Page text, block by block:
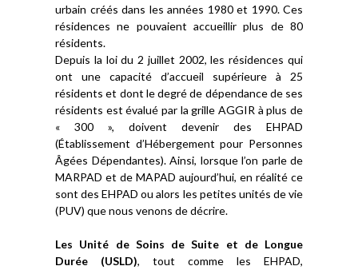
urbain créés dans les années 1980 et 1990. Ces
résidences ne pouvaient accueillir plus de 80
résidents.
Depuis la loi du 2 juillet 2002, les résidences qui
ont une capacité d’accueil supérieure à 25
résidents et dont le degré de dépendance de ses
résidents est évalué par la grille AGGIR à plus de
« 300 », doivent devenir des EHPAD
(Établissement d’Hébergement pour Personnes
Âgées Dépendantes). Ainsi, lorsque l’on parle de
MARPAD et de MAPAD aujourd’hui, en réalité ce
sont des EHPAD ou alors les petites unités de vie
(PUV) que nous venons de décrire.
Les Unité de Soins de Suite et de Longue
Durée (USLD), tout comme les EHPAD,